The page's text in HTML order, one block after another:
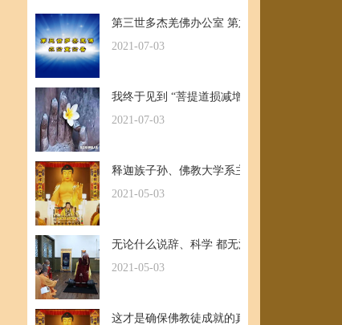
第三世多杰羌佛办公室 第六十号公告(06/17/
2021-07-03
我终于见到 “菩提道损减增益法” 殊胜无上
2021-07-03
释迦族子孙、佛教大学系主任皈依南无羌佛，
2021-05-03
无论什么说辞、科学 都无法否认的真正佛法
2021-05-03
这才是确保佛教徒成就的真正的无敌金刚法